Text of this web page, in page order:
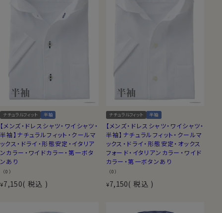
ナチュラルフィット 半袖
【メンズ・ドレスシャツ・ワイシャツ・
半袖】ナチュラルフィット・クールマ
ックス・ドライ・形態安定・イタリア
ンカラー・ワイドカラー・第一ボタ
ンあり
（0）
¥7,150 税込
ナチュラルフィット 半袖
【メンズ・ドレスシャツ・ワイシャツ・
半袖】ナチュラルフィット・クールマ
ックス・ドライ・形態安定・オックス
フォード・イタリアンカラー・ワイド
カラー・第一ボタンあり
（0）
¥7,150 税込